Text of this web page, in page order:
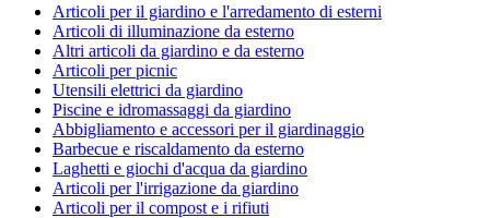
Articoli per il giardino e l'arredamento di esterni
Articoli di illuminazione da esterno
Altri articoli da giardino e da esterno
Articoli per picnic
Utensili elettrici da giardino
Piscine e idromassaggi da giardino
Abbigliamento e accessori per il giardinaggio
Barbecue e riscaldamento da esterno
Laghetti e giochi d'acqua da giardino
Articoli per l'irrigazione da giardino
Articoli per il compost e i rifiuti